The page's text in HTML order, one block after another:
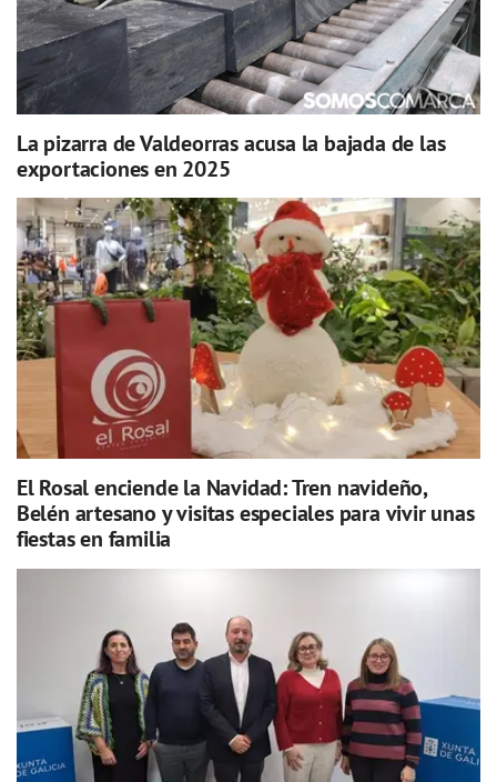
La pizarra de Valdeorras acusa la bajada de las
exportaciones en 2025
El Rosal enciende la Navidad: Tren navideño,
Belén artesano y visitas especiales para vivir unas
fiestas en familia